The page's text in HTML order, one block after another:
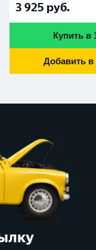
3 925 руб.
Купить в
Добавить в